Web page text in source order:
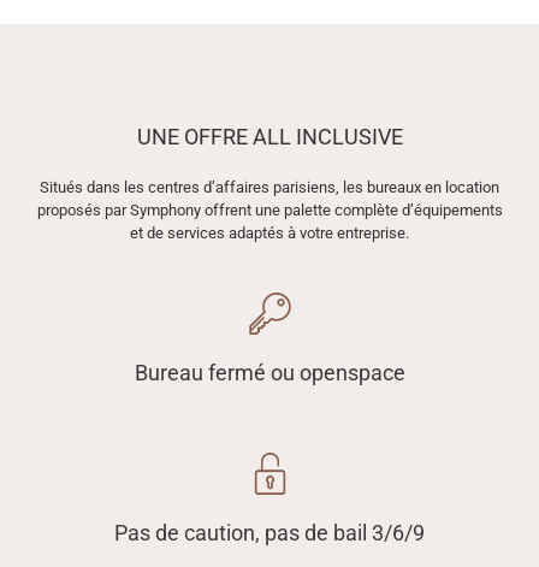
UNE OFFRE ALL INCLUSIVE
Situés dans les centres d’affaires parisiens, les bureaux en location
proposés par Symphony offrent une palette complète d’équipements
et de services adaptés à votre entreprise.
Bureau fermé ou openspace
Pas de caution, pas de bail 3/6/9